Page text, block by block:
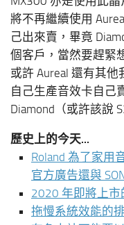
將不再繼續使用
己出來賣，畢竟
個客戶，當然要趕緊
或許 Aureal 還有其
自己生產音效卡自己
Diamond（或許該說
歷史上的今天...
Roland 為了家用
官方廣告還與
2020 年即將上市
拖慢系統效能的